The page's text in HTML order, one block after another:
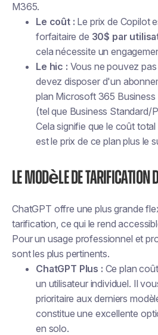
M365.
Le coût : Le prix de Copilot
forfaitaire de 30$ par
cela nécessite un
Le hic : Vous ne pouvez
devez disposer d'un
plan Microsoft 365 Business
(tel que Business Standard/
Cela signifie que le coût
est le prix de ce plan plus le
Le modèle de tarification
ChatGPT offre une plus grande
tarification, ce qui le rend
Pour un usage professionnel et
sont les plus pertinents.
ChatGPT Plus : Ce plan
un utilisateur individuel. Il
prioritaire aux derniers
constitue une excellente
en solo.